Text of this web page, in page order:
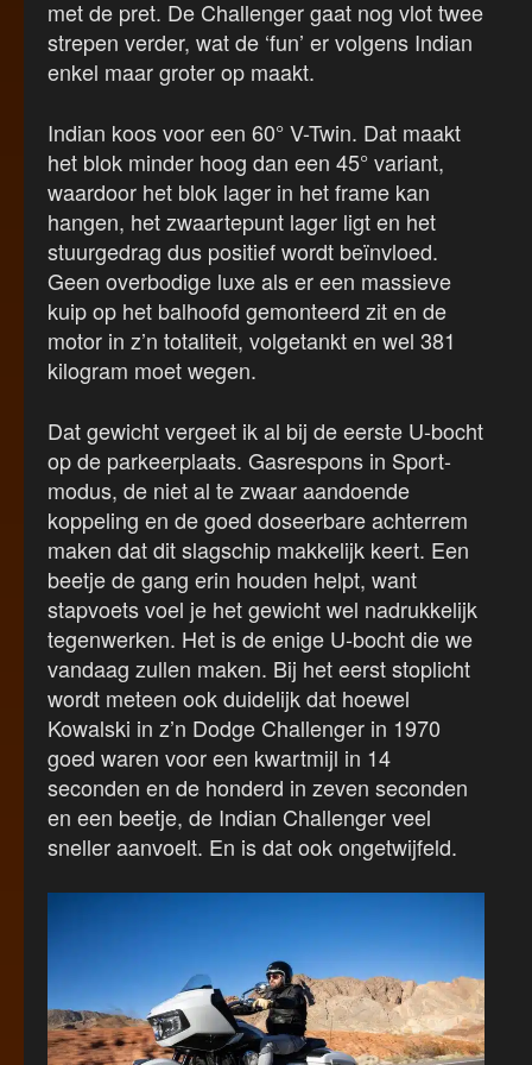
met de pret. De Challenger gaat nog vlot twee
strepen verder, wat de ‘fun’ er volgens Indian
enkel maar groter op maakt.
Indian koos voor een 60° V-Twin. Dat maakt
het blok minder hoog dan een 45° variant,
waardoor het blok lager in het frame kan
hangen, het zwaartepunt lager ligt en het
stuurgedrag dus positief wordt beïnvloed.
Geen overbodige luxe als er een massieve
kuip op het balhoofd gemonteerd zit en de
motor in z’n totaliteit, volgetankt en wel 381
kilogram moet wegen.
Dat gewicht vergeet ik al bij de eerste U-bocht
op de parkeerplaats. Gasrespons in Sport-
modus, de niet al te zwaar aandoende
koppeling en de goed doseerbare achterrem
maken dat dit slagschip makkelijk keert. Een
beetje de gang erin houden helpt, want
stapvoets voel je het gewicht wel nadrukkelijk
tegenwerken. Het is de enige U-bocht die we
vandaag zullen maken. Bij het eerst stoplicht
wordt meteen ook duidelijk dat hoewel
Kowalski in z’n Dodge Challenger in 1970
goed waren voor een kwartmijl in 14
seconden en de honderd in zeven seconden
en een beetje, de Indian Challenger veel
sneller aanvoelt. En is dat ook ongetwijfeld.